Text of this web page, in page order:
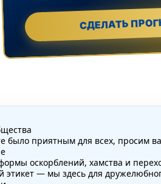
СДЕЛАТЬ
было приятным для всех, просим
оскорблений, хамства и
этикет — мы здесь для